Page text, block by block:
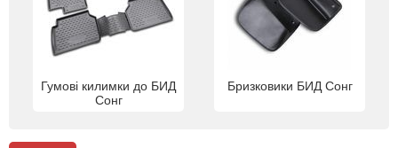
Гумові килимки до БИД
Сонг
Бризковики БИД Сонг